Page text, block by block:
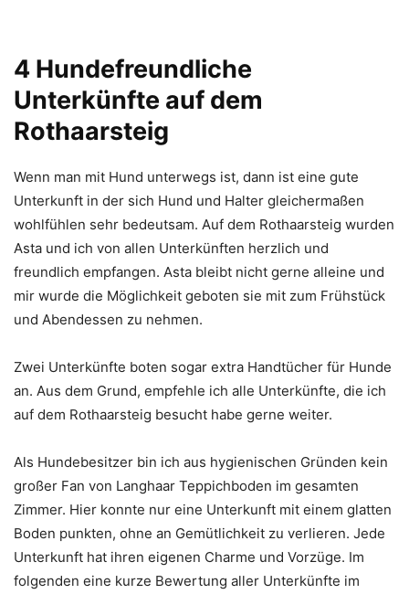
4 Hundefreundliche
Unterkünfte auf dem
Rothaarsteig
Wenn man mit Hund unterwegs ist, dann ist eine gute
Unterkunft in der sich Hund und Halter gleichermaßen
wohlfühlen sehr bedeutsam. Auf dem Rothaarsteig wurden
Asta und ich von allen Unterkünften herzlich und
freundlich empfangen. Asta bleibt nicht gerne alleine und
mir wurde die Möglichkeit geboten sie mit zum Frühstück
und Abendessen zu nehmen.
Zwei Unterkünfte boten sogar extra Handtücher für Hunde
an. Aus dem Grund, empfehle ich alle Unterkünfte, die ich
auf dem Rothaarsteig besucht habe gerne weiter.
Als Hundebesitzer bin ich aus hygienischen Gründen kein
großer Fan von Langhaar Teppichboden im gesamten
Zimmer. Hier konnte nur eine Unterkunft mit einem glatten
Boden punkten, ohne an Gemütlichkeit zu verlieren. Jede
Unterkunft hat ihren eigenen Charme und Vorzüge. Im
folgenden eine kurze Bewertung aller Unterkünfte im